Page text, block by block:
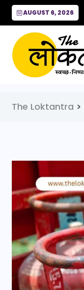
AUGUST 6, 2026
The Loktantra >